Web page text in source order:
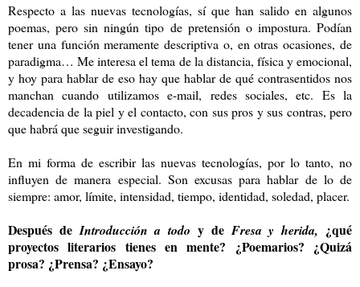
Respecto a las nuevas tecnologías, sí que han salido en algunos
poemas, pero sin ningún tipo de pretensión o impostura. Podían
tener una función meramente descriptiva o, en otras ocasiones, de
paradigma… Me interesa el tema de la distancia, física y emocional,
y hoy para hablar de eso hay que hablar de qué contrasentidos nos
manchan cuando utilizamos e-mail, redes sociales, etc. Es la
decadencia de la piel y el contacto, con sus pros y sus contras, pero
que habrá que seguir investigando.
En mi forma de escribir las nuevas tecnologías, por lo tanto, no
influyen de manera especial. Son excusas para hablar de lo de
siempre: amor, límite, intensidad, tiempo, identidad, soledad, placer.
Después deIntroducción a todo y deFresa y herida, ¿qué
proyectos literarios tienes en mente? ¿Poemarios? ¿Quizá
prosa? ¿Prensa? ¿Ensayo?